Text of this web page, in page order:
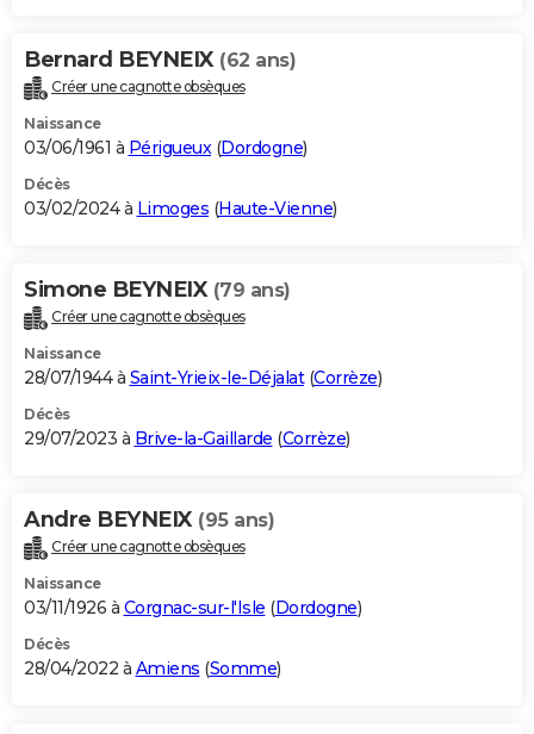
Carte de Noël
Carte Bonne année
Carte Saint-Valentin
Carte Pâques
Carte d'anniversaire
DICTIONNAIRE
Dictionnaire
Biographies
Citations
Expressions
Proverbes
PROGRAMME TV
S'inscrire
Se connecter
Lycées
Collèges
Primaires
Universités
Entreprises
Service militaire
Avis de recherche
AVIS DE DÉCÈS
Bricolage
Lifestyle
Culture
Sport
Auto
Television
Voyage
Cinema
Bernard BEYNEIX (62 ans)
Créer une cagnotte obsèques
Naissance
03/06/1961 à Périgueux(Dordogne)
Décès
03/02/2024 à Limoges (Haute-Vienne)
Simone BEYNEIX (79 ans)
Créer une cagnotte obsèques
Naissance
28/07/1944 à Saint-Yrieix-le-Déjalat(Corrèze)
Décès
29/07/2023 à Brive-la-Gaillarde (Corrèze)
Andre BEYNEIX (95 ans)
Créer une cagnotte obsèques
Naissance
03/11/1926 à Corgnac-sur-l'Isle (Dordogne)
Décès
28/04/2022 à Amiens (Somme)